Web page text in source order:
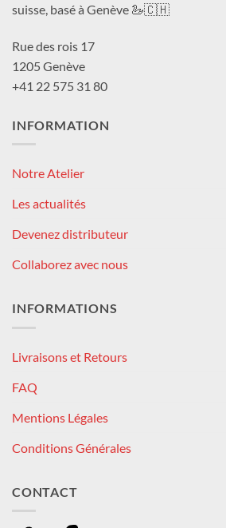
suisse, basé à Genève 🦢🇨🇭
Rue des rois 17
1205 Genève
+41 22 575 31 80
INFORMATION
Notre Atelier
Les actualités
Devenez distributeur
Collaborez avec nous
INFORMATIONS
Livraisons et Retours
FAQ
Mentions Légales
Conditions Générales
CONTACT